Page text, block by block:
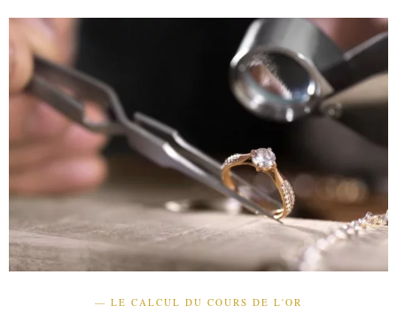
— LE CALCUL DU COURS DE L'OR